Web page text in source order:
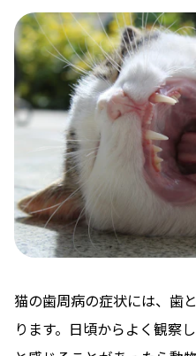
猫の歯周病の症状には、歯
ります。日頃からよく観察